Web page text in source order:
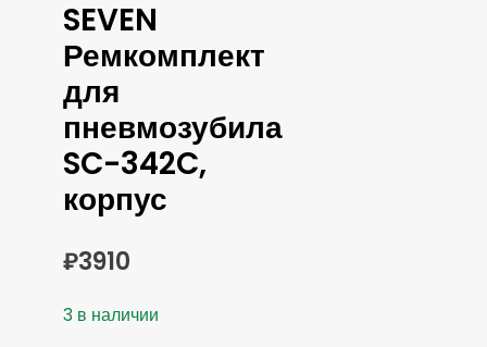
SEVEN
Ремкомплект
для
пневмозубила
SC-342C,
корпус
₽3910
3 в наличии